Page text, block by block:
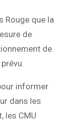
Rouge que la
de
de
informer
dans les
les CMU